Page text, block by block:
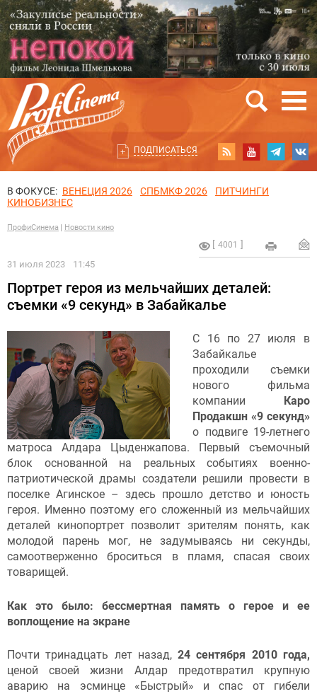
ПОДПИСАТЬСЯ
В ФОКУСЕ: ВЕНЕЦИЯ 2026 СПБМКФ 2026
ПИТЧИНГИ
КИНОБИЗНЕС
ПрофиСинема Новости кино
4001
31 июля 2023 11:45
Портрет героя из мельчайших деталей:
съемки «9 секунд» в Забайкалье
С 16 по 27 июля в
Забайкалье
проходили съемки
нового фильма
компании
Каро
Продакшн «9 секунд»
о подвиге 19-летнего
матроса Алдара Цыденжапова. Первый съемочный
блок основанной на реальных событиях военно-
патриотической драмы создатели решили провести в
поселке Агинское – здесь прошло детство и юность
героя. Именно поэтому его сложенный из мельчайших
деталей кинопортрет позволит зрителям понять, как
молодой парень мог, не задумываясь ни секунды,
самоотверженно броситься в пламя, спасая своих
товарищей.
Как это было: бессмертная память о герое и ее
воплощение на экране
Почти тринадцать лет назад,24 сентября 2010 года,
ценой своей жизни Алдар предотвратил крупную
аварию на эсминце «Быстрый» и спас от гибели